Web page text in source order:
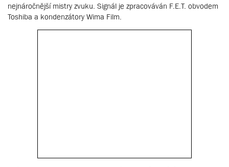
nejnáročnější mistry zvuku. Signál je zpracováván F.E.T. obvodem
Toshiba a kondenzátory Wima Film.